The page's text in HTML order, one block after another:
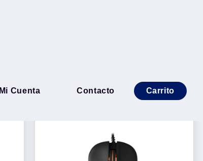
Mi Cuenta Contacto Carrito